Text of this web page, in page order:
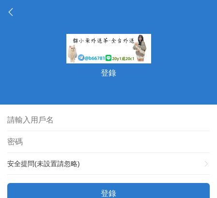
登錄
安全提問(未設置請忽略)
登錄